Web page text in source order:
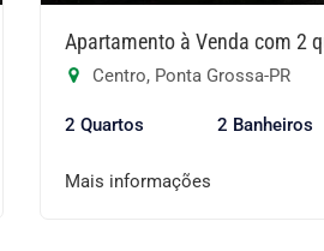
Apartamento à Venda com 2
Centro, Ponta Grossa-PR
2 Quartos 2 Banheiros
Mais informações